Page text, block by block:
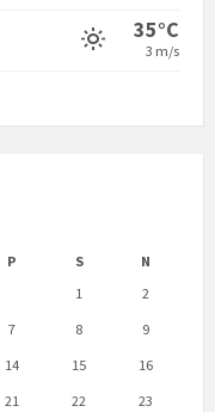
35°C
3 m/s
P S
N
1
2
7 8
9
14 15
16
21 22
23